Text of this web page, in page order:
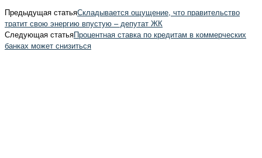
Предыдущая статьяСкладывается ощущение, что правительство
тратит свою энергию впустую – депутат ЖК
Следующая статьяПроцентная ставка по кредитам в коммерческих
банках может снизиться